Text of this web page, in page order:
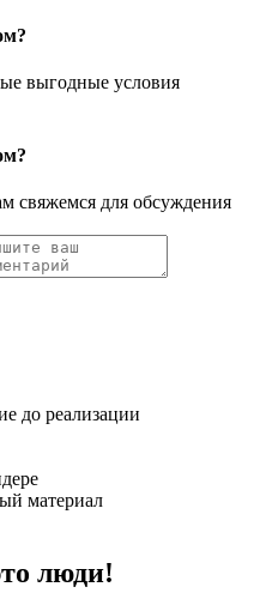
выгодные условия
свяжемся для обсуждения
до реализации
материал
люди!